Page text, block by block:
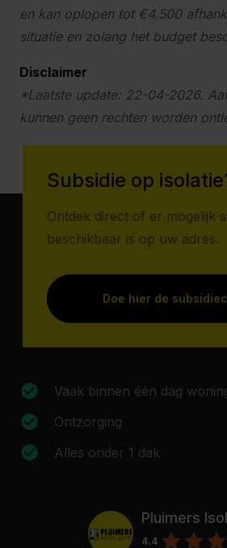
en kan oplopen tot €4.500
situatie en zolang het budget
Disclaimer
*Laatste update: 22-04-2026.
kunnen geen rechten worden
Subsidie op
Ontdek direct of er mogelijk
beschikbaar is op uw adres.
Doe hier de
Vaak binnen één dag
Ontzorging
Alles onder 1 dak
Pluimers
4.4